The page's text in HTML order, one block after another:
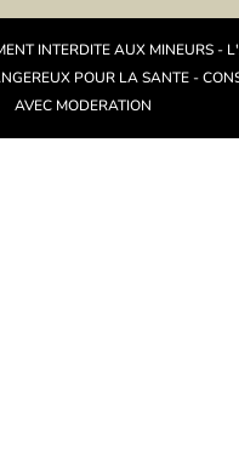
INTERDITE AUX MINEURS -
POUR LA SANTE -
AVEC MODERATION